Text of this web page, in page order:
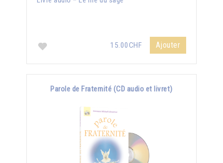
15.00CHF Ajouter
Parole de Fraternité (CD audio et livret)